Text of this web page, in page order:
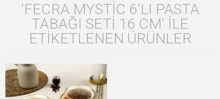
'FECRA MYSTIC 6'LI PASTA
TABAĞI SETI 16 CM' ILE
ETIKETLENEN ÜRÜNLER